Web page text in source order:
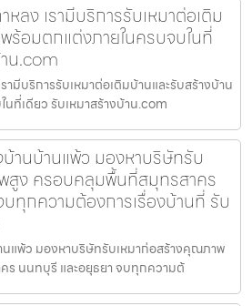
ลง เรามีบริการรับเหมาต่อเติม
ร้อมตกแต่งภายในครบจบในที่
น.com
ามีบริการรับเหมาต่อเติมบ้านและรับสร้างบ้าน
ที่เดียว รับเหมาสร้างบ้าน.com
านบ้านแพ้ว มองหาบริษัทรับ
สูง ครอบคลุมพื้นที่สมุทรสาคร
ทุกความต้องการเรื่องบ้านที่ รับ
แพ้ว มองหาบริษัทรับเหมาก่อสร้างคุณภาพ
นนทบุรี และอยุธยา จบทุกความต้